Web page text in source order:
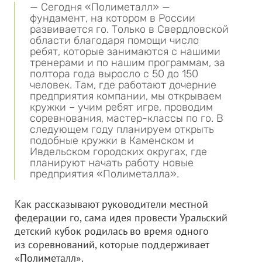
— Сегодня «Полиметалл» —
фундамент, на котором в России
развивается го. Только в Свердловской
области благодаря помощи число
ребят, которые занимаются с нашими
тренерами и по нашим программам, за
полтора года выросло с 50 до 150
человек. Там, где работают дочерние
предприятия компании, мы открываем
кружки – учим ребят игре, проводим
соревнования, мастер-классы по го. В
следующем году планируем открыть
подобные кружки в Каменском и
Ивдельском городских округах, где
планируют начать работу новые
предприятия «Полиметалла».
Как рассказывают руководители местной
федерации го, сама идея провести Уральский
детский кубок родилась во время одного
из соревнований, которые поддерживает
«Полиметалл».